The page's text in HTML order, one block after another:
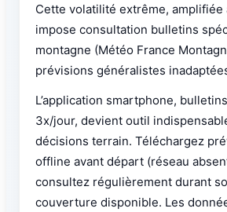
Cette volatilité extrême,
impose consultation bulletins
montagne (Météo France
prévisions généralistes
L’application smartphone,
3x/jour, devient outil
décisions terrain. Téléchargez
offline avant départ (réseau
consultez régulièrement durant
couverture disponible. Les